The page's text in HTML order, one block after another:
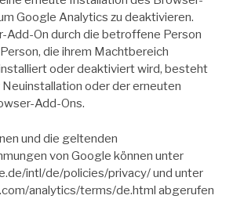
Google Analytics zu deaktivieren.
Add-On durch die betroffene Person
die ihrem Machtbereich
oder deaktiviert wird, besteht
oder der erneuten
Add-Ons.
und die geltenden
von Google können unter
intl/de/policies/privacy/ und unter
analytics/terms/de.html abgerufen